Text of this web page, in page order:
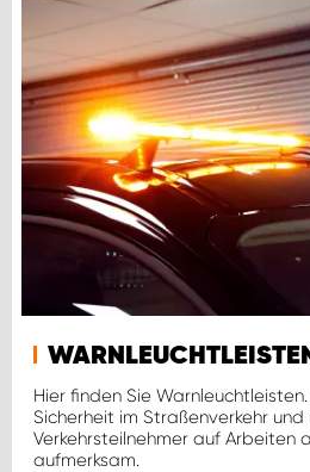
Hier finden Sie
Sicherheit im Straßenverkehr
Verkehrsteilnehmer auf Arbeiten
aufmerksam.